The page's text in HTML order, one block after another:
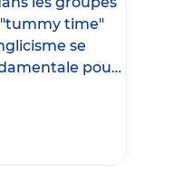
time"
se
pour